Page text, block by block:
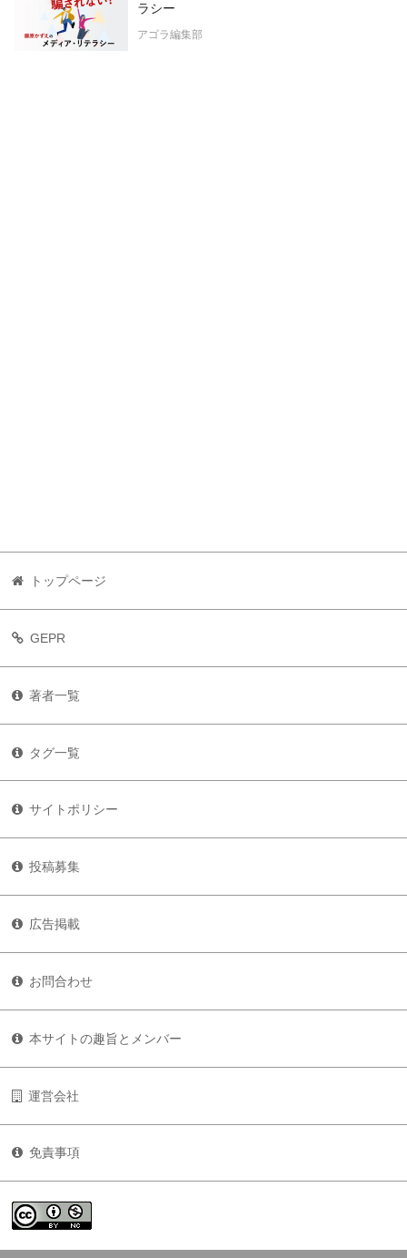
ラシー
アゴラ編集部
トップページ
GEPR
著者一覧
タグ一覧
サイトポリシー
投稿募集
広告掲載
お問合わせ
本サイトの趣旨とメンバー
運営会社
免責事項